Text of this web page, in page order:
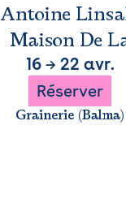
Antoine
Maison De
16→ 22 avr.
Réserver
Grainerie (Balma)